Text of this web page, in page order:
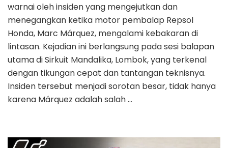
warnai oleh insiden yang mengejutkan dan
menegangkan ketika motor pembalap Repsol
Honda, Marc Márquez, mengalami kebakaran di
lintasan. Kejadian ini berlangsung pada sesi balapan
utama di Sirkuit Mandalika, Lombok, yang terkenal
dengan tikungan cepat dan tantangan teknisnya.
Insiden tersebut menjadi sorotan besar, tidak hanya
karena Márquez adalah salah …